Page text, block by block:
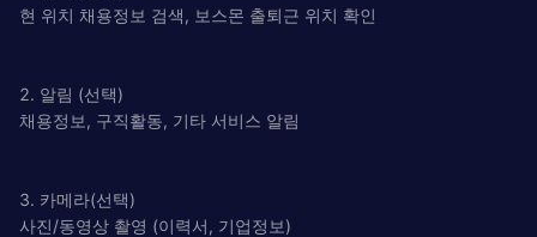
현 위치 채용정보 검색, 보스몬 출퇴근 위치 확인
2. 알림 (선택)
채용정보, 구직활동, 기타 서비스 알림
3. 카메라(선택)
사진/동영상 촬영 (이력서, 기업정보)